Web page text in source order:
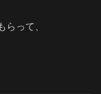
らって、